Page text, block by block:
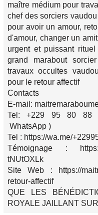
maître médium pour
chef des sorciers
pour avoir un amour,
d'amour, changer un
urgent et puissant
grand marabout
travaux occultes
pour le retour affectif
Contacts
E-mail:
Tel: +229 95 80 88
WhatsApp )
Tel : https://wa.me/
Témoignage : https://
tNUtOXLk
Site Web : https://
retour-affectif
QUE LES
ROYALE JAILLANT